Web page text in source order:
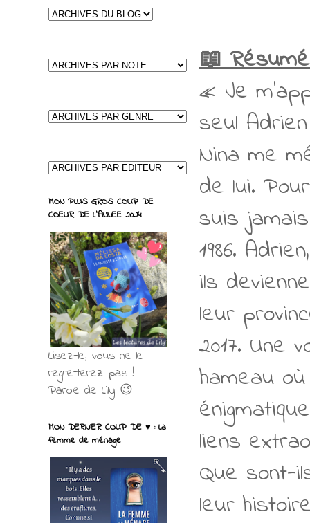
📖
« Je
seul
Nina me
de lui.
suis
1986.
ils
leur
2017. Une
hameau
liens
Que sont-
leur
MON PLUS GROS COUP DE
COEUR DE L'ANNEE 2024
Lisez-le, vous ne le
regretterez pas !
Parole de Lily 😉
MON DERNIER COUP DE ♥ : La
femme de ménage